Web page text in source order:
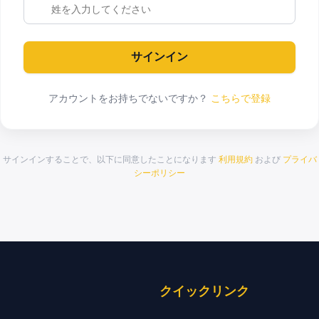
サインイン
アカウントをお持ちでないですか？ こちらで登録
サインインすることで、以下に同意したことになります 利用規約および プライバ
シーポリシー
クイックリンク